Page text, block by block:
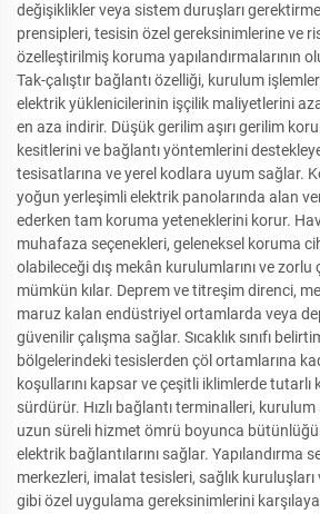
değişiklikler veya sistem duruşları
prensipleri, tesisin özel gereksinimlerine ve
özelleştirilmiş koruma yapılandırmalarının
Tak-çalıştır bağlantı özelliği, kurulum
elektrik yüklenicilerinin işçilik maliyetlerini
en aza indirir. Düşük gerilim aşırı gerilim
kesitlerini ve bağlantı yöntemlerini
tesisatlarına ve yerel kodlara uyum sağlar.
yoğun yerleşimli elektrik panolarında alan
ederken tam koruma yeteneklerini korur.
muhafaza seçenekleri, geleneksel koruma
olabileceği dış mekân kurulumlarını ve zorlu
mümkün kılar. Deprem ve titreşim direnci,
maruz kalan endüstriyel ortamlarda veya
güvenilir çalışma sağlar. Sıcaklık sınıfı
bölgelerindeki tesislerden çöl ortamlarına
koşullarını kapsar ve çeşitli iklimlerde tutarlı
sürdürür. Hızlı bağlantı terminalleri, kurulum
uzun süreli hizmet ömrü boyunca
elektrik bağlantılarını sağlar. Yapılandırma
merkezleri, imalat tesisleri, sağlık
gibi özel uygulama gereksinimlerini